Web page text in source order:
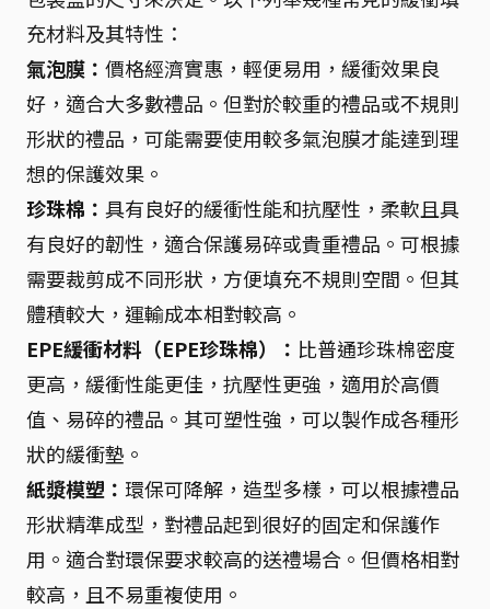
充材料及其特性：
氣泡膜： 價格經濟實惠，輕便易用，緩衝效果良
好，適合大多數禮品。但對於較重的禮品或不規則
形狀的禮品，可能需要使用較多氣泡膜才能達到理
想的保護效果。
珍珠棉： 具有良好的緩衝性能和抗壓性，柔軟且具
有良好的韌性，適合保護易碎或貴重禮品。可根據
需要裁剪成不同形狀，方便填充不規則空間。但其
體積較大，運輸成本相對較高。
EPE緩衝材料（EPE珍珠棉）： 比普通珍珠棉密度
更高，緩衝性能更佳，抗壓性更強，適用於高價
值、易碎的禮品。其可塑性強，可以製作成各種形
狀的緩衝墊。
紙漿模塑： 環保可降解，造型多樣，可以根據禮品
形狀精準成型，對禮品起到很好的固定和保護作
用。適合對環保要求較高的送禮場合。但價格相對
較高，且不易重複使用。